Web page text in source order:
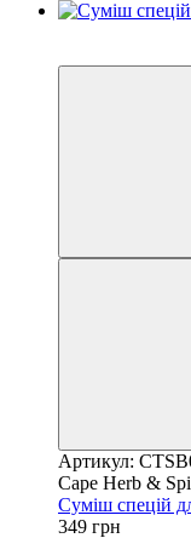
Артикул:
Cape Herb &
Суміш спецій
349 грн